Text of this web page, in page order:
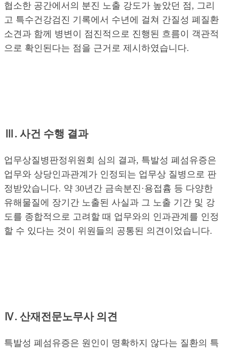
협소한 공간에서의 분진 노출 강도가 높았던 점, 그리
고 특수건강검진 기록에서 수년에 걸쳐 간질성 폐질환
소견과 함께 병변이 점진적으로 진행된 흐름이 객관적
으로 확인된다는 점을 근거로 제시하였습니다.
Ⅲ. 사건 수행 결과
업무상질병판정위원회 심의 결과, 특발성 폐섬유증은
업무와 상당인과관계가 인정되는 업무상 질병으로 판
정받았습니다. 약 30년간 금속분진·용접흄 등 다양한
유해물질에 장기간 노출된 사실과 그 노출 기간 및 강
도를 종합적으로 고려할 때 업무와의 인과관계를 인정
할 수 있다는 것이 위원들의 공통된 의견이었습니다.
Ⅳ. 산재전문노무사 의견
특발성 폐섬유증은 원인이 명확하지 않다는 질환의 특